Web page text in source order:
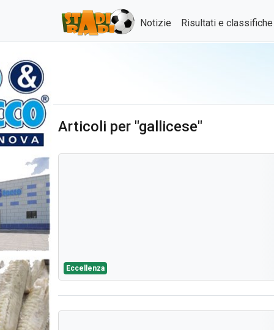
Notizie Risultati e classifiche
Articoli per "gallicese"
Eccellenza